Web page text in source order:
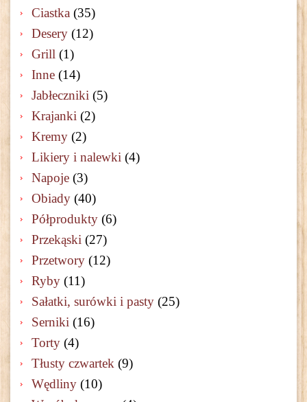
Ciastka (35)
Desery (12)
Grill (1)
Inne (14)
Jabłeczniki (5)
Krajanki (2)
Kremy (2)
Likiery i nalewki (4)
Napoje (3)
Obiady (40)
Półprodukty (6)
Przekąski (27)
Przetwory (12)
Ryby (11)
Sałatki, surówki i pasty (25)
Serniki (16)
Torty (4)
Tłusty czwartek (9)
Wędliny (10)